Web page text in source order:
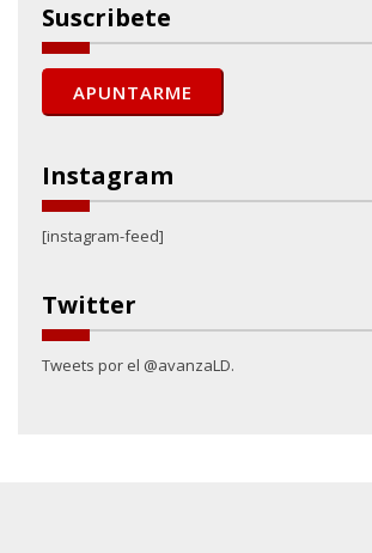
Suscribete
Instagram
[instagram-feed]
Twitter
Tweets por el @avanzaLD.